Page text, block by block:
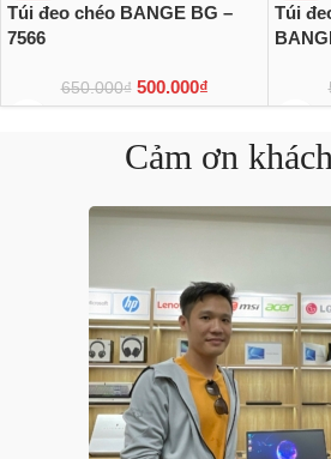
Túi đeo chéo BANGE BG –
7566
650.000₫ 500.000₫
Túi
Cảm ơn